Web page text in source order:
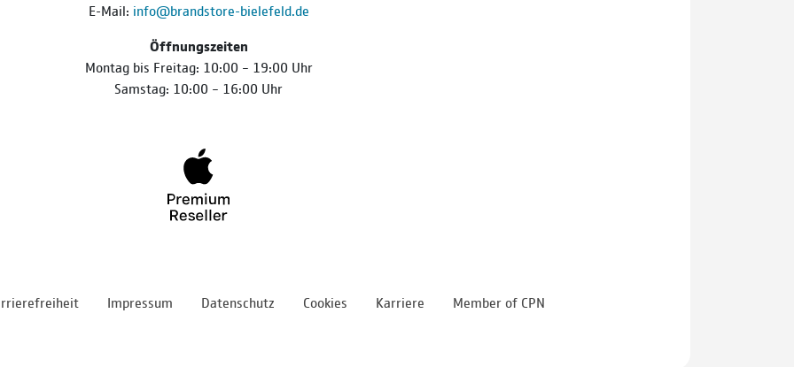
E-Mail: info@brandstore-bielefeld.de
Öffnungszeiten
Montag bis Freitag: 10:00 – 19:00 Uhr
Samstag: 10:00 – 16:00 Uhr
Impressum Datenschutz Cookies Karriere Member of CPN